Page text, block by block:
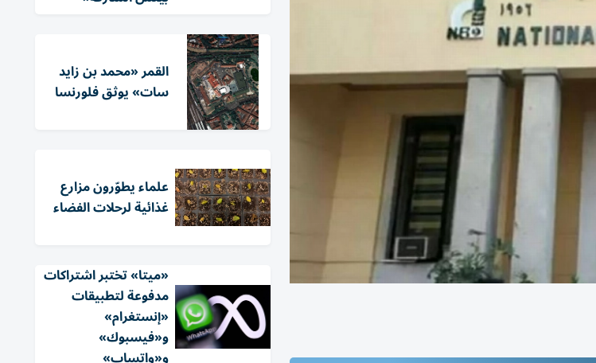
القمر «محمد بن زايد
سات» يوثق فلورنسا
علماء يطوّرون مزارع
غذائية لرحلات الفضاء
«ميتا» تختبر اشتراكات
مدفوعة لتطبيقات
«إنستغرام»
و«فيسبوك»